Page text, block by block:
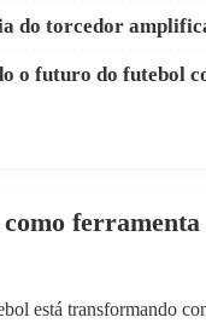
do torcedor
o futuro do futebol
ferramenta
está transformando